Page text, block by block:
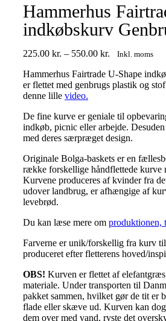
Hammerhus
indkøbskurv
225.00 kr. – 550.00 kr. Prisinterval:
til
550.00 kr.
Inkl. moms
Hammerhus Fairtrade U-Shape
er flettet med genbrugs plastik og
denne lille video.
De fine kurve er geniale til
indkøb, picnic eller arbejde.
med deres særpræget design.
Originale Bolga-baskets er en
række forskellige håndflettede kurve
Kurvene produceres af kvinder fra
udover landbrug, er afhængige af
levebrød.
Du kan læse mere om produktionen,
Farverne er unik/forskellig fra kurv
produceret efter fletterens hoved/
OBS! Kurven er flettet af
materiale. Under transporten til
pakket sammen, hvilket gør de tit er
flade eller skæve ud. Kurven kan
dem over med vand, ryste det